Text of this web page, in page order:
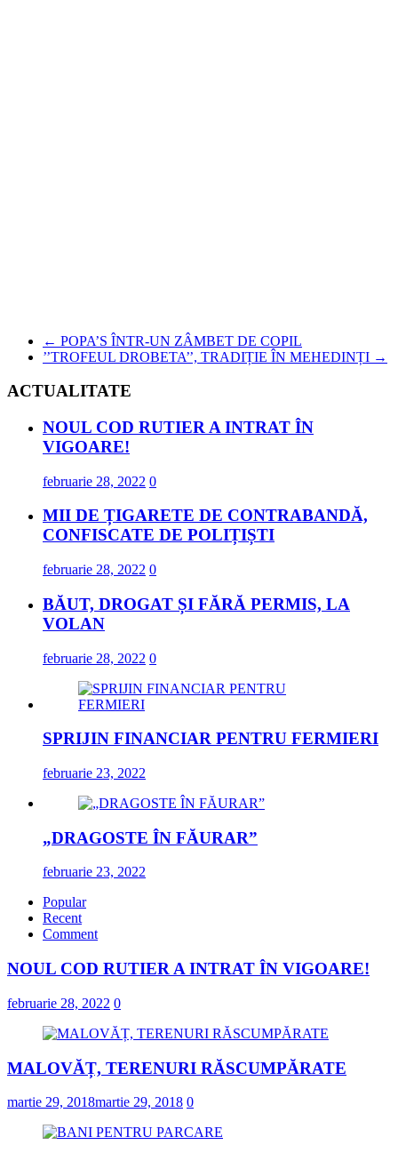
← POPA’S ÎNTR-UN ZÂMBET DE COPIL
’’TROFEUL DROBETA’’, TRADIȚIE ÎN MEHEDINȚI →
ACTUALITATE
NOUL COD RUTIER A INTRAT ÎN
VIGOARE!
februarie 28, 2022 0
MII DE ȚIGARETE DE CONTRABANDĂ,
CONFISCATE DE POLIȚIȘTI
februarie 28, 2022 0
BĂUT, DROGAT ȘI FĂRĂ PERMIS, LA
VOLAN
februarie 28, 2022 0
SPRIJIN FINANCIAR PENTRU FERMIERI
februarie 23, 2022
„DRAGOSTE ÎN FĂURAR”
februarie 23, 2022
Popular
Recent
Comment
NOUL COD RUTIER A INTRAT ÎN VIGOARE!
februarie 28, 2022 0
MALOVĂȚ, TERENURI RĂSCUMPĂRATE
martie 29, 2018martie 29, 2018 0